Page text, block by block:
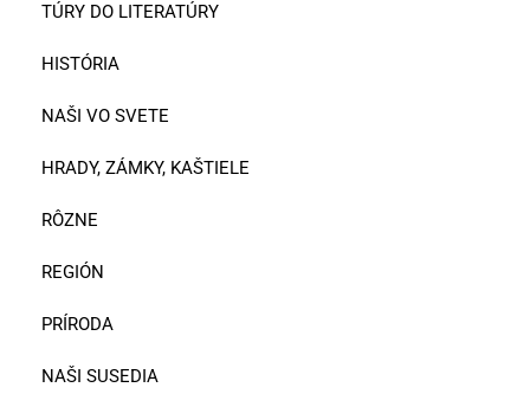
TÚRY DO LITERATÚRY
HISTÓRIA
NAŠI VO SVETE
HRADY, ZÁMKY, KAŠTIELE
RÔZNE
REGIÓN
PRÍRODA
NAŠI SUSEDIA